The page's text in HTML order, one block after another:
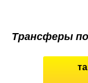
Трансферы